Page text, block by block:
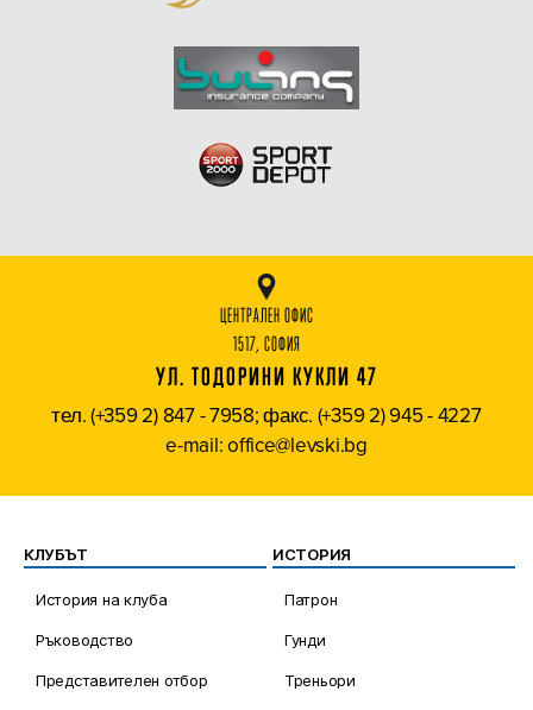
ЦЕНТРАЛЕН ОФИС
1517, СОФИЯ
УЛ. ТОДОРИНИ КУКЛИ 47
тел. (+359 2) 847 - 7958; факс. (+359 2) 945 - 4227
e-mail: office@levski.bg
КЛУБЪТ
История на клуба
Ръководство
Представителен отбор
ИСТОРИЯ
Патрон
Гунди
Треньори